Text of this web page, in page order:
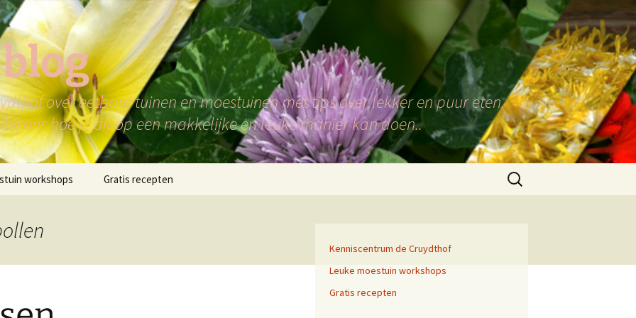
over eetbare tuinen en moestuinen met tips over lekker en puur eten.
ons hoe je dit op een makkelijke en leuke manier kan doen..
workshops Gratis recepten
Zoeken
naar:
Kenniscentrum de Cruydthof
Leuke moestuin workshops
Gratis recepten